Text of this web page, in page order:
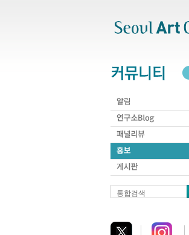
통합검색